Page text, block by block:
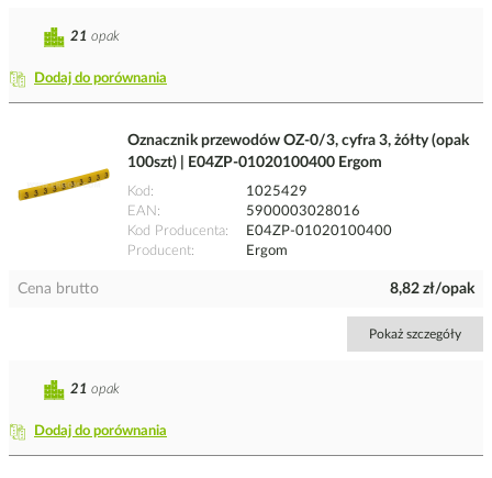
Dodaj do porównania
21 opak
Oznacznik przewodów OZ-0/3, cyfra 3, żółty (opak
100szt) | E04ZP-01020100400 Ergom
Kod
1025429
EAN
5900003028016
Kod Producenta
E04ZP-01020100400
Producent
Ergom
Cena brutto 8,82 zł/opak
Pokaż szczegóły
Dodaj do porównania
21 opak